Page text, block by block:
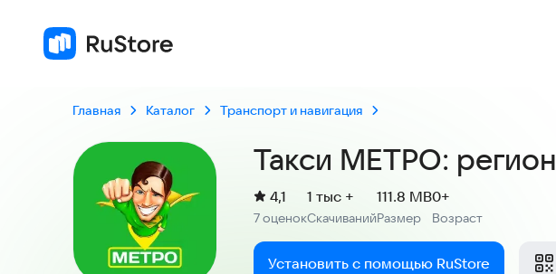
Главная Каталог Транспорт и навигация
Такси МЕТРО: регион
Рейтинг:
4,1
7 оценокСкачиваний
1 тыс +
Размер
111.8 MB
Возраст
0+
Установить с помощью RuStore